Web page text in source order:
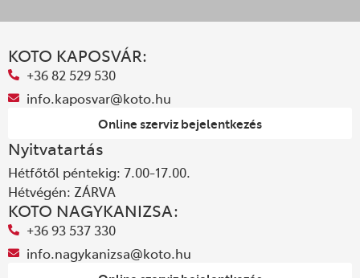
KOTO KAPOSVÁR:
+36 82 529 530
info.kaposvar@koto.hu
Online szerviz bejelentkezés
Nyitvatartás
Hétfőtől péntekig: 7.00-17.00.
Hétvégén: ZÁRVA
KOTO NAGYKANIZSA:
+36 93 537 330
info.nagykanizsa@koto.hu